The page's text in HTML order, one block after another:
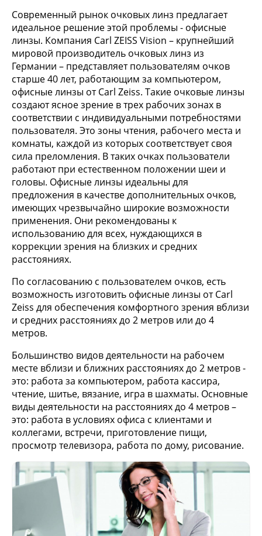
Современный рынок очковых линз предлагает
идеальное решение этой проблемы - офисные
линзы. Компания Carl ZEISS Vision – крупнейший
мировой производитель очковых линз из
Германии – представляет пользователям очков
старше 40 лет, работающим за компьютером,
офисные линзы от Carl Zeiss. Такие очковые линзы
создают ясное зрение в трех рабочих зонах в
соответствии с индивидуальными потребностями
пользователя. Это зоны чтения, рабочего места и
комнаты, каждой из которых соответствует своя
сила преломления. В таких очках пользователи
работают при естественном положении шеи и
головы. Офисные линзы идеальны для
предложения в качестве дополнительных очков,
имеющих чрезвычайно широкие возможности
применения. Они рекомендованы к
использованию для всех, нуждающихся в
коррекции зрения на близких и средних
расстояниях.
По согласованию с пользователем очков, есть
возможность изготовить офисные линзы от Carl
Zeiss для обеспечения комфортного зрения вблизи
и средних расстояниях до 2 метров или до 4
метров.
Большинство видов деятельности на рабочем
месте вблизи и ближних расстояниях до 2 метров -
это: работа за компьютером, работа кассира,
чтение, шитье, вязание, игра в шахматы. Основные
виды деятельности на расстояниях до 4 метров –
это: работа в условиях офиса с клиентами и
коллегами, встречи, приготовление пищи,
просмотр телевизора, работа по дому, рисование.